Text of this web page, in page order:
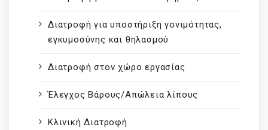
Διατροφή για υποστήριξη γονιμότητας,
εγκυμοσύνης και θηλασμού
Διατροφή στον χώρο εργασίας
Έλεγχος Βάρους/Απώλεια λίπους
Κλινική Διατροφή